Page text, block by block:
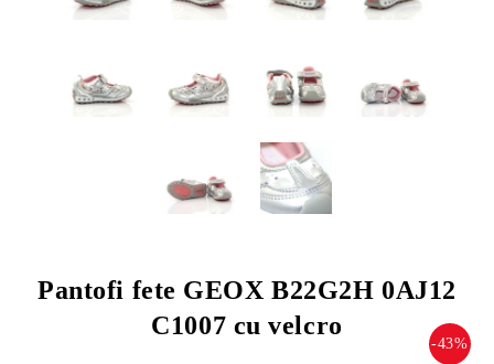
Pantofi fete GEOX B22G2H 0AJ12
C1007 cu velcro
-43%